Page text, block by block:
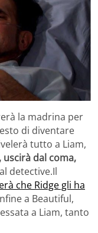
la madrina per
di diventare
tutto a Liam,
uscirà dal coma,
detective.Il
che Ridge gli ha
a Beautiful,
a Liam, tanto